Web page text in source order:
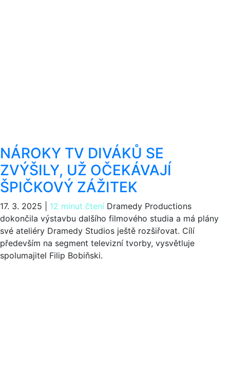
NÁROKY TV DIVÁKŮ SE
ZVÝŠILY, UŽ OČEKÁVAJÍ
ŠPIČKOVÝ ZÁŽITEK
17. 3. 2025 12 minut čtení Dramedy Productions
dokončila výstavbu dalšího filmového studia a má plány
své ateliéry Dramedy Studios ještě rozšiřovat. Cílí
především na segment televizní tvorby, vysvětluje
spolumajitel Filip Bobiňski.